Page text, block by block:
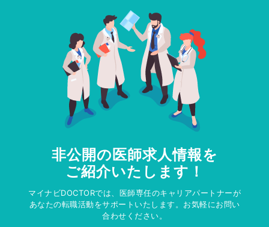
非公開の医師求人情報を
ご紹介いたします！
マイナビDOCTORでは、医師専任のキャリアパートナーが
あなたの転職活動をサポートいたします。お気軽にお問い
合わせください。